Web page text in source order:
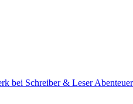
bei Schreiber & LeserAbenteuer